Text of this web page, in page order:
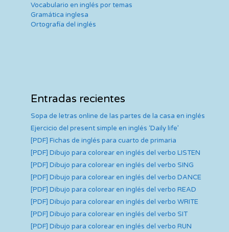
Vocabulario en inglés por temas
Gramática inglesa
Ortografía del inglés
Entradas recientes
Sopa de letras online de las partes de la casa en inglés
Ejercicio del present simple en inglés ‘Daily life’
[PDF] Fichas de inglés para cuarto de primaria
[PDF] Dibujo para colorear en inglés del verbo LISTEN
[PDF] Dibujo para colorear en inglés del verbo SING
[PDF] Dibujo para colorear en inglés del verbo DANCE
[PDF] Dibujo para colorear en inglés del verbo READ
[PDF] Dibujo para colorear en inglés del verbo WRITE
[PDF] Dibujo para colorear en inglés del verbo SIT
[PDF] Dibujo para colorear en inglés del verbo RUN